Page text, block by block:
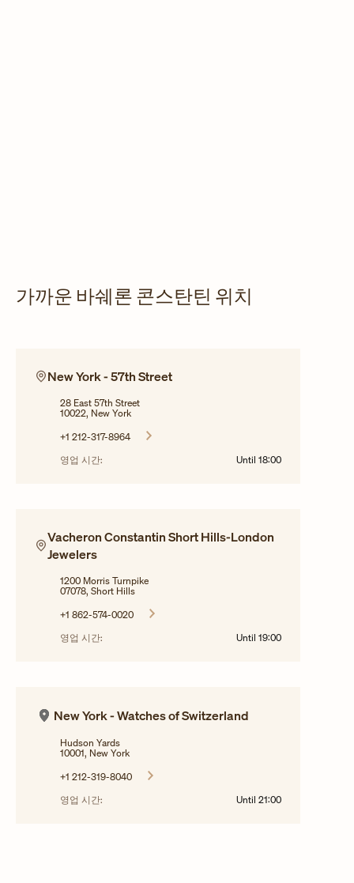
가까운 바쉐론 콘스탄틴 위치
New York - 57th Street
28 East 57th Street
10022, New York
+1 212-317-8964
영업 시간:
Until 18:00
Vacheron Constantin Short Hills-London
Jewelers
1200 Morris Turnpike
07078, Short Hills
+1 862-574-0020
영업 시간:
Until 19:00
New York - Watches of Switzerland
Hudson Yards
10001, New York
+1 212-319-8040
영업 시간:
Until 21:00